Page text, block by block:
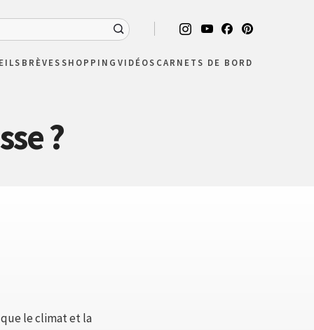
BRÈVESSHOPPING VIDÉOS CARNETS DE BORD
?
le climat et la